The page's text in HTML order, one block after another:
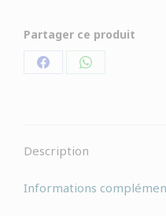
Partager ce produit
PartagerPartager
Description
Informations